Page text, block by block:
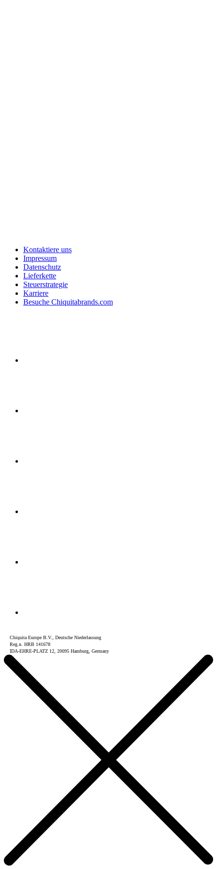
Kontaktiere uns
Impressum
Datenschutz
Lieferkette
Steuerstrategie
Karriere
Besuche Chiquitabrands.com
Chiquita Europe B.V., Deutsche Niederlassung
Reg.n. HRB 141678
IDA-EHRE-PLATZ 12, 20095 Hamburg, Germany